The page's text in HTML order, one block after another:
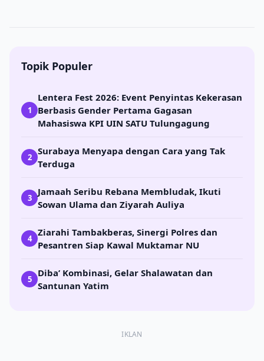
Topik Populer
1
Lentera Fest 2026: Event Penyintas Kekerasan
Berbasis Gender Pertama Gagasan
Mahasiswa KPI UIN SATU Tulungagung
2
Surabaya Menyapa dengan Cara yang Tak
Terduga
3
Jamaah Seribu Rebana Membludak, Ikuti
Sowan Ulama dan Ziyarah Auliya
4
Ziarahi Tambakberas, Sinergi Polres dan
Pesantren Siap Kawal Muktamar NU
5
Diba’ Kombinasi, Gelar Shalawatan dan
Santunan Yatim
IKLAN